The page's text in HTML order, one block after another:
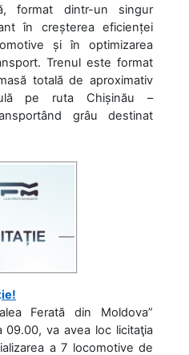
format dintr-un singur
în creșterea eficienței
și în optimizarea
Trenul este format
totală de aproximativ
pe ruta Chișinău –
grâu destinat
Ferată din Moldova”
09.00, va avea loc licitaţia
a 7 locomotive de